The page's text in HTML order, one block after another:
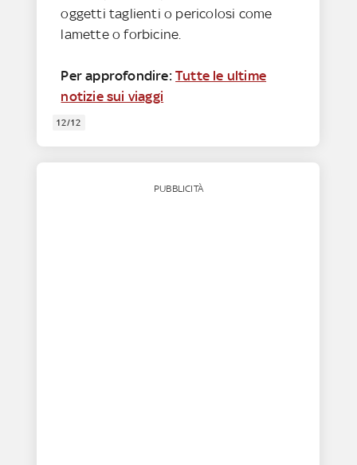
oggetti taglienti o pericolosi come
lamette o forbicine.
Per approfondire: Tutte le ultime
notizie sui viaggi
12/12
PUBBLICITÀ